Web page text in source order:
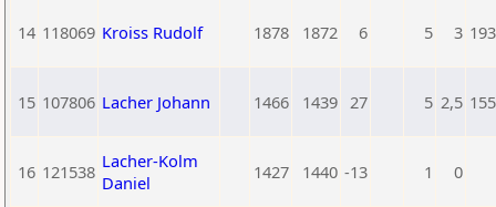
14 118069 Kroiss Rudolf 1878 1872 6 5 3
15 107806 Lacher Johann 1466 1439 27 5 2,5
16 121538 Lacher-Kolm
Daniel
1427 1440 -13 1 0